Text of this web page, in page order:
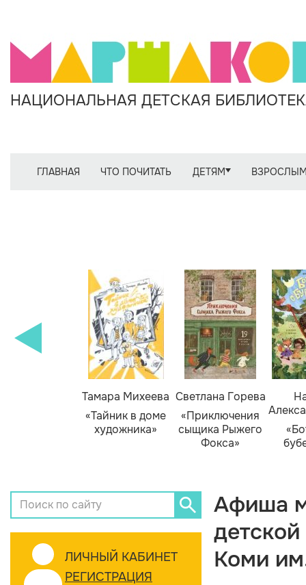
НАЦИОНАЛЬНАЯ ДЕТСКАЯ
ГЛАВНАЯ ЧТО ПОЧИТАТЬ ДЕТЯМ
Тамара Михеева
«Тайник в доме
художника»
Светлана Горева
«Приключения
сыщика Рыжего
Фокса»
ЛИЧНЫЙ КАБИНЕТ
РЕГИСТРАЦИЯ
Афиша
Коми